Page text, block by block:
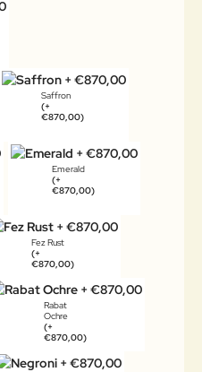
Saffron
(+
€870,00)
Emerald
(+
€870,00)
Fez Rust
(+
€870,00)
Rabat
Ochre
(+
€870,00)